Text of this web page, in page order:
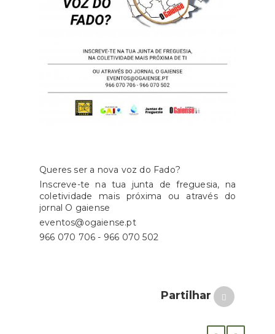
Queres ser a nova voz do Fado?
Inscreve-te na tua junta de freguesia, na
coletividade mais próxima ou através do
jornal O gaiense
eventos@ogaiense.pt
966 070 706 - 966 070 502
Partilhar